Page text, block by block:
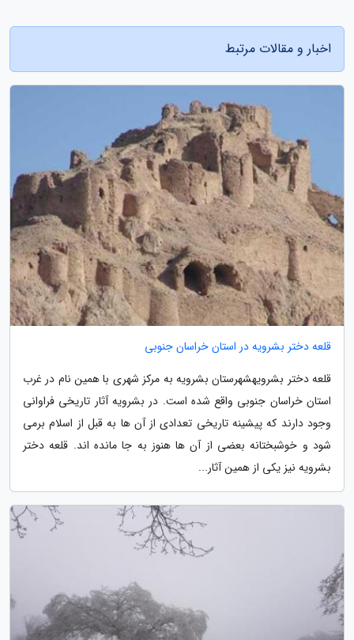
اخبار و مقالات مرتبط
قلعه دختر بشرویه در استان خراسان جنوبی
قلعه دختر بشرویهشهرستان بشرویه به مرکز شهری با همین نام در غرب
استان خراسان جنوبی واقع شده است. در بشرویه آثار تاریخی فراوانی
وجود دارند که پیشینه تاریخی تعدادی از آن ها به قبل از اسلام برمی
شود و خوشبختانه بعضی از آن ها هنوز به جا مانده اند. قلعه دختر
بشرویه نیز یکی از همین آثار...